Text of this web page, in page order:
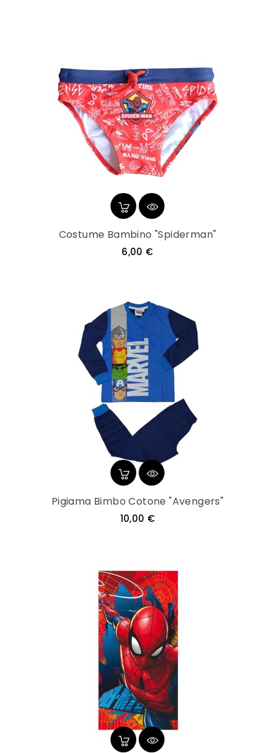
Costume Bambino "Spiderman"
6,00 €Prezzo
Pigiama Bimbo Cotone "Avengers"
10,00 €Prezzo